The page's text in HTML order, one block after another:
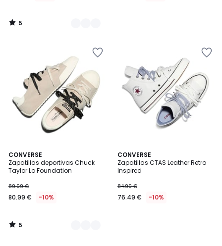
5
/
CONVERSE
Zapatillas deportivas Chuck
Taylor Lo Foundation
89.99 €
80.99 € -10%
5
/
5
2
Colores
5
/
CONVERSE
Zapatillas CTAS Leather Retro
Inspired
84.99 €
76.49 € -10%